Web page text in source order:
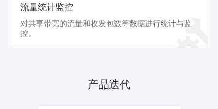
流量统计监控
对共享带宽的流量和收发包数等数据进行统计与监
控。
产品迭代